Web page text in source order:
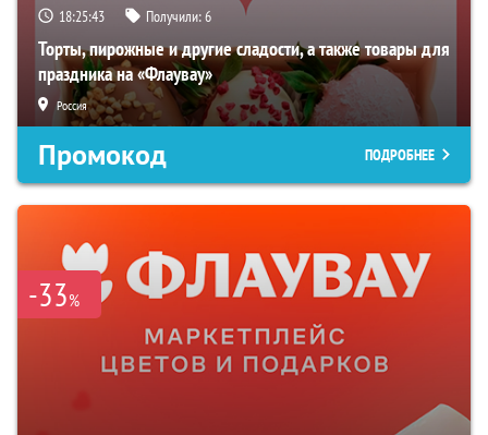
18:25:42 Получили:6
Торты, пирожные и другие сладости, а также товары для
праздника на «Флаувау»
Россия
Промокод ПОДРОБНЕЕ
-33%